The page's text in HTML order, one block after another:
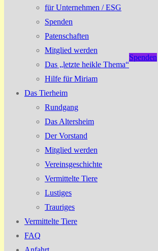
für Unternehmen / ESG
Spenden
Patenschaften
Mitglied werden
Das „letzte heikle Thema“
Hilfe für Miriam
Das Tierheim
Rundgang
Das Altersheim
Der Vorstand
Mitglied werden
Vereinsgeschichte
Vermittelte Tiere
Lustiges
Trauriges
Vermittelte Tiere
FAQ
Spenden